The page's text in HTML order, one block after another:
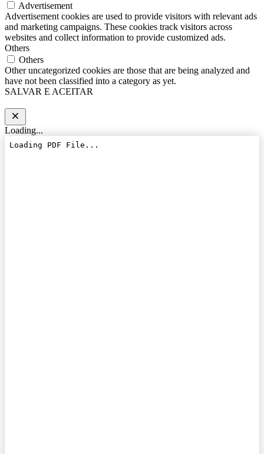
Advertisement
Advertisement cookies are used to provide visitors with relevant ads
and marketing campaigns. These cookies track visitors across
websites and collect information to provide customized ads.
Others
Others
Other uncategorized cookies are those that are being analyzed and
have not been classified into a category as yet.
SALVAR E ACEITAR
Loading...